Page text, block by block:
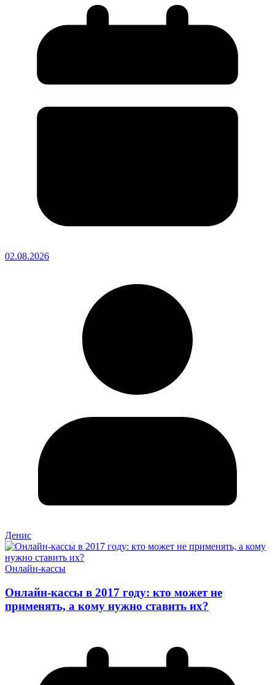
02.08.2026
Денис
Онлайн-кассы
Онлайн-кассы в 2017 году: кто может не
применять, а кому нужно ставить их?